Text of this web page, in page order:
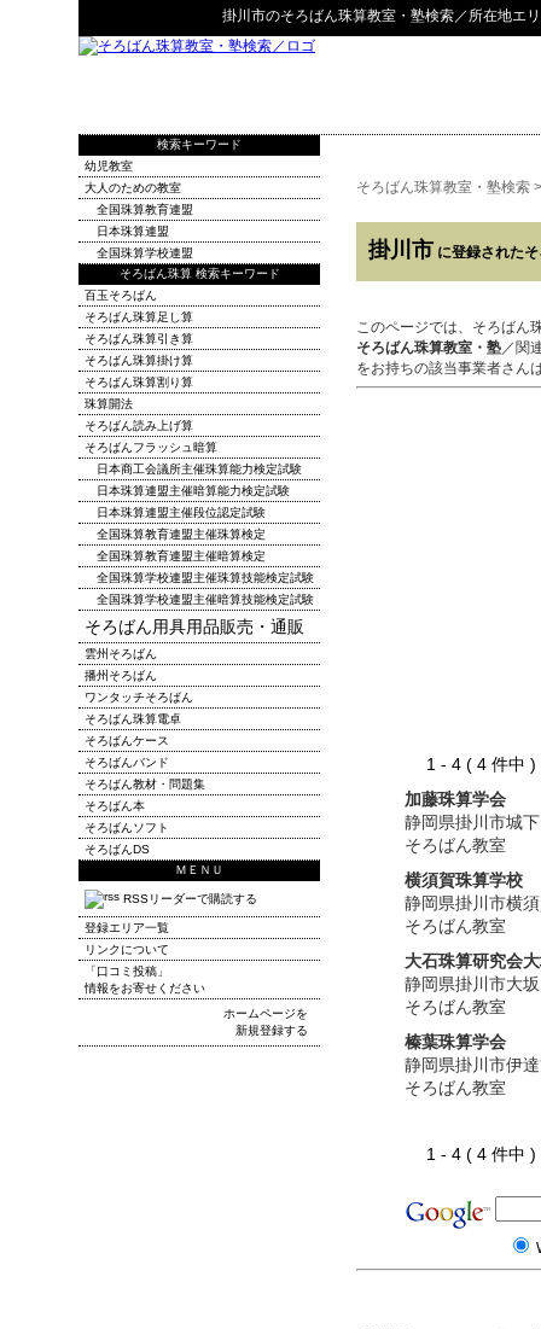
掛川市のそろばん珠算教室・塾検索／所在地エ
そろばん珠算教室・塾検索
掛川市 に登録された
このページでは、そろばん
そろばん珠算教室・塾／関
をお持ちの該当事業者さん
1 - 4 ( 4 件
加藤珠算学会
静岡県掛川市城
そろばん教室
横須賀珠算学校
静岡県掛川市横
そろばん教室
大石珠算研究会
静岡県掛川市大
そろばん教室
榛葉珠算学会
静岡県掛川市伊
そろばん教室
1 - 4 ( 4 件
検索キーワード
幼児教室
大人のための教室
全国珠算教育連盟
日本珠算連盟
全国珠算学校連盟
そろばん珠算 検索キーワード
百玉そろばん
そろばん珠算足し算
そろばん珠算引き算
そろばん珠算掛け算
そろばん珠算割り算
珠算開法
そろばん読み上げ算
そろばんフラッシュ暗算
日本商工会議所主催珠算能力検定試験
日本珠算連盟主催暗算能力検定試験
日本珠算連盟主催段位認定試験
全国珠算教育連盟主催珠算検定
全国珠算教育連盟主催暗算検定
全国珠算学校連盟主催珠算技能検定試験
全国珠算学校連盟主催暗算技能検定試験
そろばん用具用品販売・通販
雲州そろばん
播州そろばん
ワンタッチそろばん
そろばん珠算電卓
そろばんケース
そろばんバンド
そろばん教材・問題集
そろばん本
そろばんソフト
そろばんDS
ＭＥＮＵ
RSSリーダーで購読する
登録エリア一覧
リンクについて
「口コミ投稿」
情報をお寄せください
ホームページを
新規登録する